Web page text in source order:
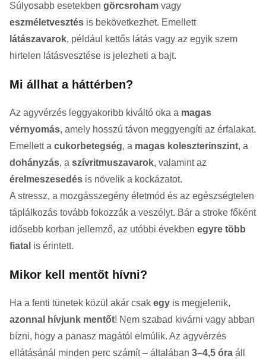
Súlyosabb esetekben görcsroham vagy
eszméletvesztés is bekövetkezhet. Emellett
látászavarok, például kettős látás vagy az egyik szem
hirtelen látásvesztése is jelezheti a bajt.
Mi állhat a háttérben?
Az agyvérzés leggyakoribb kiváltó oka a magas
vérnyomás, amely hosszú távon meggyengíti az érfalakat.
Emellett a cukorbetegség, a magas koleszterinszint, a
dohányzás, a szívritmuszavarok, valamint az
érelmeszesedés is növelik a kockázatot.
A stressz, a mozgásszegény életmód és az egészségtelen
táplálkozás tovább fokozzák a veszélyt. Bár a stroke főként
idősebb korban jellemző, az utóbbi években egyre több
fiatal is érintett.
Mikor kell mentőt hívni?
Ha a fenti tünetek közül akár csak egy is megjelenik,
azonnal hívjunk mentőt! Nem szabad kivárni vagy abban
bízni, hogy a panasz magától elmúlik. Az agyvérzés
ellátásánál minden perc számít – általában 3–4,5 óra áll